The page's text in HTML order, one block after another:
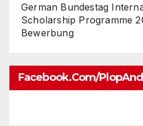
German Bundestag
Scholarship Programme
Bewerbung
Facebook.com/